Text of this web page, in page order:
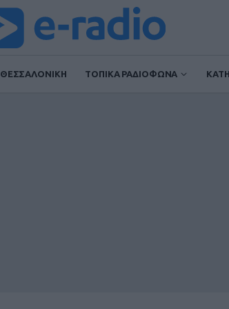
ΘΕΣΣΑΛΟΝΙΚΗ ΤΟΠΙΚΑ ΡΑΔΙΟΦΩΝΑ